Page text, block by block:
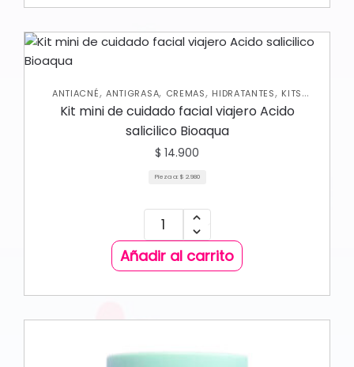
ANTIACNÉ, ANTIGRASA, CREMAS, HIDRATANTES, KITS
PROMO SKIN CARE
NUEVA COLECCIÓN, SKIN CARE FACIAL
Kit mini de cuidado facial viajero Acido
salicilico Bioaqua
$ 14.900
Pieza a: $ 2.980
Añadir al carrito